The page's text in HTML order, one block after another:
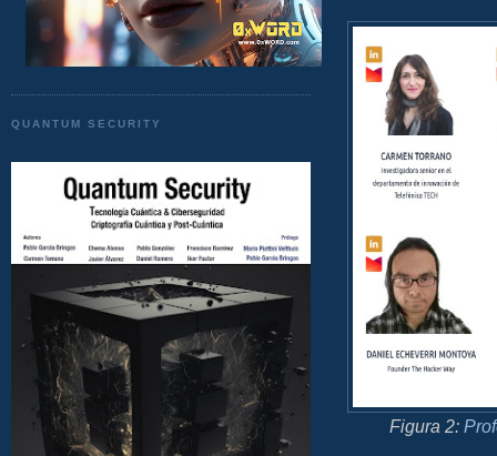
QUANTUM SECURITY
Figura 2: